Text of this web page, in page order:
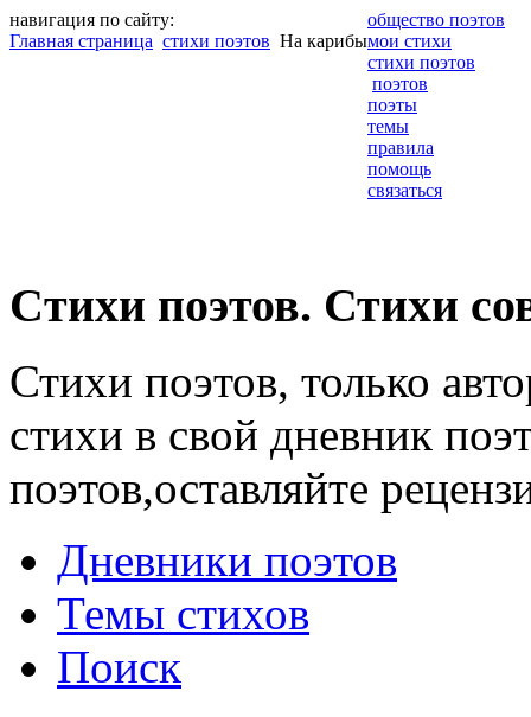
навигация по сайту:
Главная страница стихи поэтов На карибы
общество поэтов
мои стихи
стихи поэтов
поэтов
поэты
темы
правила
помощь
связаться
Cтихи поэтов. Стихи
Стихи поэтов, только
стихи в свой дневник
поэтов,оставляйте
Дневники поэтов
Темы стихов
Поиск